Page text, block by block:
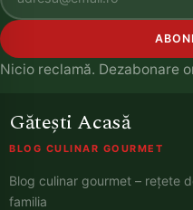
Nicio reclamă. Dezabonare
Gătești Acasă
BLOG CULINAR GOURMET
Blog culinar gourmet – rețete
familia